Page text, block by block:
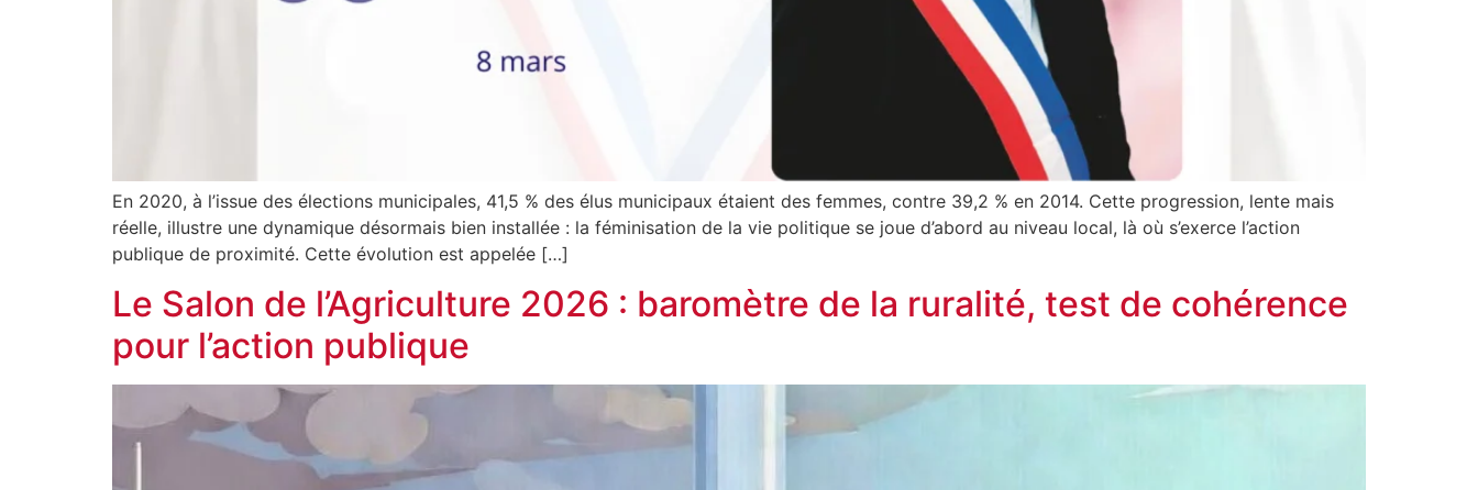
En 2020, à l’issue des élections municipales, 41,5 % des élus municipaux étaient des femmes, contre 39,2 % en 2014. Cette progression, lente mais
réelle, illustre une dynamique désormais bien installée : la féminisation de la vie politique se joue d’abord au niveau local, là où s’exerce l’action
publique de proximité. Cette évolution est appelée […]
Le Salon de l’Agriculture 2026 : baromètre de la ruralité, test de cohérence
pour l’action publique